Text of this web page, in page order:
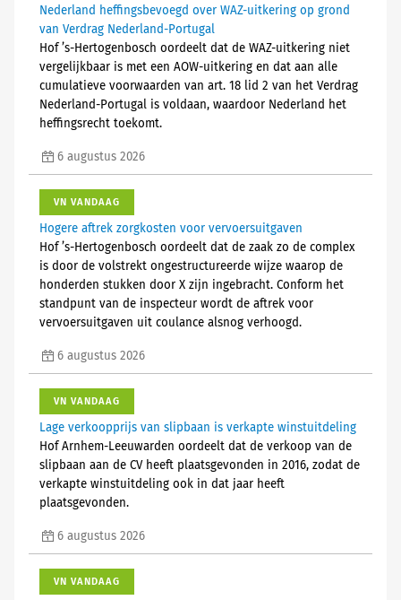
Nederland heffingsbevoegd over WAZ-uitkering op grond
van Verdrag Nederland-Portugal
Hof ’s-Hertogenbosch oordeelt dat de WAZ-uitkering niet
vergelijkbaar is met een AOW-uitkering en dat aan alle
cumulatieve voorwaarden van art. 18 lid 2 van het Verdrag
Nederland-Portugal is voldaan, waardoor Nederland het
heffingsrecht toekomt.
6 augustus 2026
VN VANDAAG
Hogere aftrek zorgkosten voor vervoersuitgaven
Hof ’s-Hertogenbosch oordeelt dat de zaak zo de complex
is door de volstrekt ongestructureerde wijze waarop de
honderden stukken door X zijn ingebracht. Conform het
standpunt van de inspecteur wordt de aftrek voor
vervoersuitgaven uit coulance alsnog verhoogd.
6 augustus 2026
VN VANDAAG
Lage verkoopprijs van slipbaan is verkapte winstuitdeling
Hof Arnhem-Leeuwarden oordeelt dat de verkoop van de
slipbaan aan de CV heeft plaatsgevonden in 2016, zodat de
verkapte winstuitdeling ook in dat jaar heeft
plaatsgevonden.
6 augustus 2026
VN VANDAAG